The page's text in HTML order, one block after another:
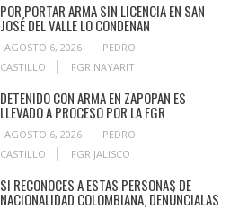
POR PORTAR ARMA SIN LICENCIA EN SAN
JOSÉ DEL VALLE LO CONDENAN
AGOSTO 6, 2026
PEDRO
CASTILLO
FGR NAYARIT
DETENIDO CON ARMA EN ZAPOPAN ES
LLEVADO A PROCESO POR LA FGR
AGOSTO 6, 2026
PEDRO
CASTILLO
FGR JALISCO
SI RECONOCES A ESTAS PERSONAS DE
NACIONALIDAD COLOMBIANA, DENÚNCIALAS